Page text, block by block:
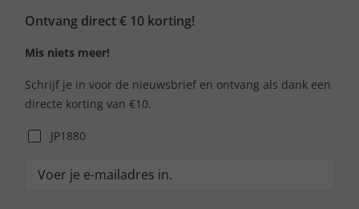
Ontvang direct € 10 korting!
Mis niets meer!
Schrijf je in voor de nieuwsbrief en ontvang als dank een
directe korting van €10.
JP1880